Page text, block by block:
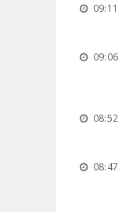
09:11
09:06
08:52
08:47